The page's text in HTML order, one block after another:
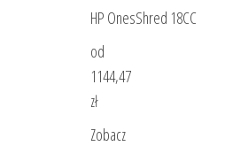
HP OnesShred 18CC
od
1144,47
zł
Zobacz